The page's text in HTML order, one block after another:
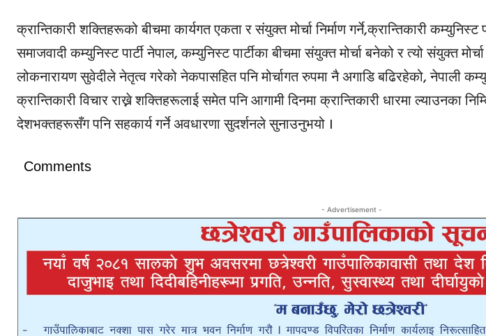
क्रान्तिकारी शक्तिहरूको बीचमा कार्यगत एकता र संयुक्त मोर्चा निर्माण गर्ने,क्रान्तिकारी
समाजवादी कम्युनिस्ट पार्टी नेपाल, कम्युनिस्ट पार्टीका बीचमा संयुक्त मोर्चा बनेको र त्यो संयुक्त
लोकनारायण सुवेदीले नेतृत्व गरेको नेकपासहित पनि मोर्चागत रुपमा नै अगाडि बढिरहेको, नेपाली
क्रान्तिकारी विचार राख्ने शक्तिहरूलाई समेत पनि आगामी दिनमा क्रान्तिकारी धारमा ल्याउनका
देशभक्तहरूसँग पनि सहकार्य गर्ने अवधारणा सुदर्शनले सुनाउनुभयो ।
Comments
- Advertisement -